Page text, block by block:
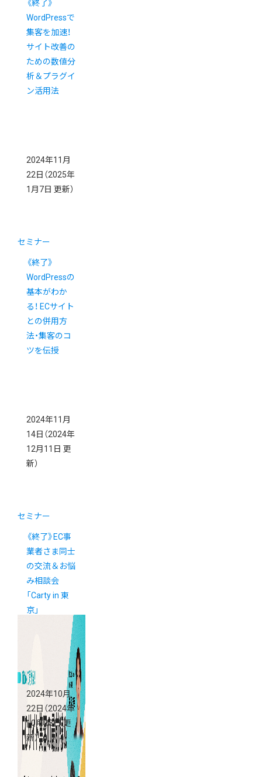
《終了》
WordPressで
集客を加速！
サイト改善の
ための数値分
析＆プラグイ
ン活用法
2024年11月
22日 （2025年
1月7日 更新）
セミナー
《終了》
WordPressの
基本がわか
る！ ECサイト
との併用方
法・集客のコ
ツを伝授
2024年11月
14日 （2024年
12月11日 更
新）
セミナー
《終了》EC事
業者さま同士
の交流＆お悩
み相談会
「Carty in 東
京」
2024年10月
22日 （2024年
10月23日 更
新）